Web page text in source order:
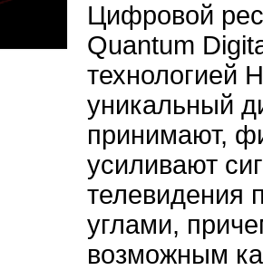
Цифровой
Quantum
технологией
уникальный
принимают,
усиливают
телевидения
углами,
возможным